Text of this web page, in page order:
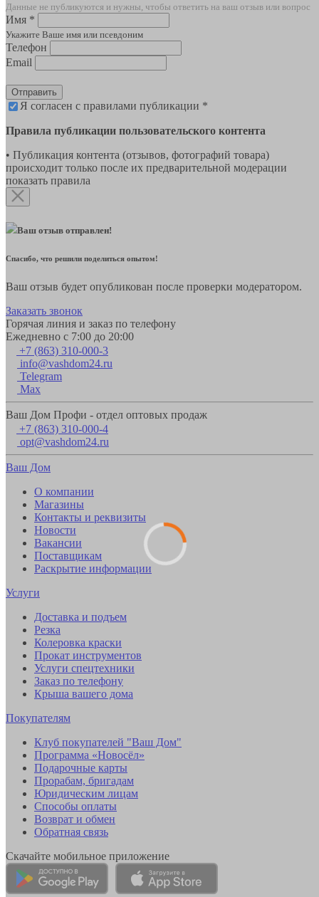
Данные не публикуются и нужны, чтобы ответить на ваш отзыв или вопрос
Имя *
Укажите Ваше имя или псевдоним
Телефон
Email
Отправить
Я согласен с правилами публикации *
Правила публикации пользовательского контента
• Публикация контента (отзывов, фотографий товара)
происходит только после их предварительной модерации
показать правила
Ваш отзыв отправлен!
Спасибо, что решили поделиться опытом!
Ваш отзыв будет опубликован после проверки модератором.
Заказать звонок
Горячая линия и заказ по телефону
Ежедневно с 7:00 до 20:00
+7 (863) 310-000-3
info@vashdom24.ru
Telegram
Max
Ваш Дом Профи - отдел оптовых продаж
+7 (863) 310-000-4
opt@vashdom24.ru
Ваш Дом
О компании
Магазины
Контакты и реквизиты
Новости
Вакансии
Поставщикам
Раскрытие информации
Услуги
Доставка и подъем
Резка
Колеровка краски
Прокат инструментов
Услуги спецтехники
Заказ по телефону
Крыша вашего дома
Покупателям
Клуб покупателей "Ваш Дом"
Программа «Новосёл»
Подарочные карты
Прорабам, бригадам
Юридическим лицам
Способы оплаты
Возврат и обмен
Обратная связь
Скачайте мобильное приложение